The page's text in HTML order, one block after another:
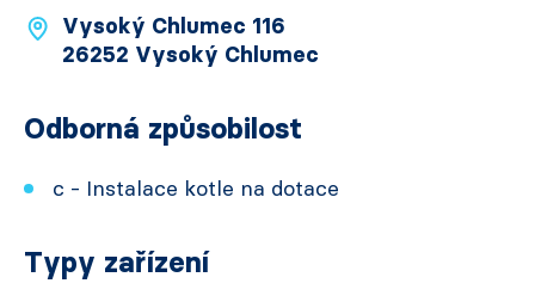
Vysoký Chlumec 116
26252 Vysoký Chlumec
Odborná způsobilost
c - Instalace kotle na dotace
Typy zařízení